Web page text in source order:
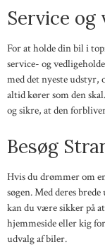
Service og
For at holde din bil i
service- og
med det nyeste udstyr,
altid kører som den
og sikre, at den
Besøg
Hvis du drømmer om
søgen. Med deres
kan du være sikker på
hjemmeside eller kig
udvalg af biler.